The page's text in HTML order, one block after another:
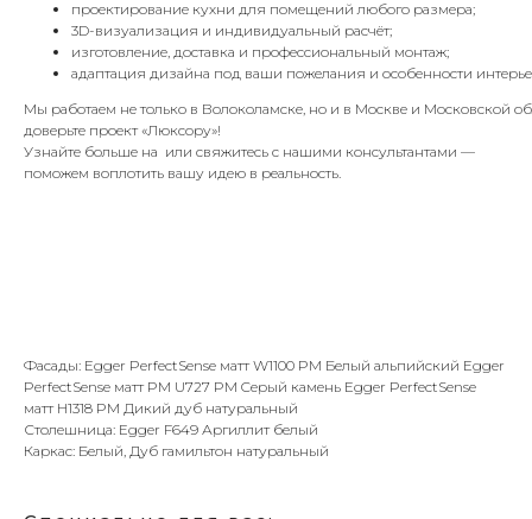
проектирование кухни для помещений любого размера;
3D-визуализация и индивидуальный расчёт;
изготовление, доставка и профессиональный монтаж;
адаптация дизайна под ваши пожелания и особенности
Мы работаем не только в Волоколамске, но и в Москве и Московской
доверьте проект «Люксору»!
Узнайте больше на или свяжитесь с нашими консультантами —
поможем воплотить вашу идею в реальность.
Фасады: Egger PerfectSense матт W1100 PM Белый альпийский Egger
PerfectSense матт PM U727 PM Cерый камень Egger PerfectSense
матт H1318 PM Дикий дуб натуральный
Столешница: Egger F649 Аргиллит белый
Каркас: Белый, Дуб гамильтон натуральный